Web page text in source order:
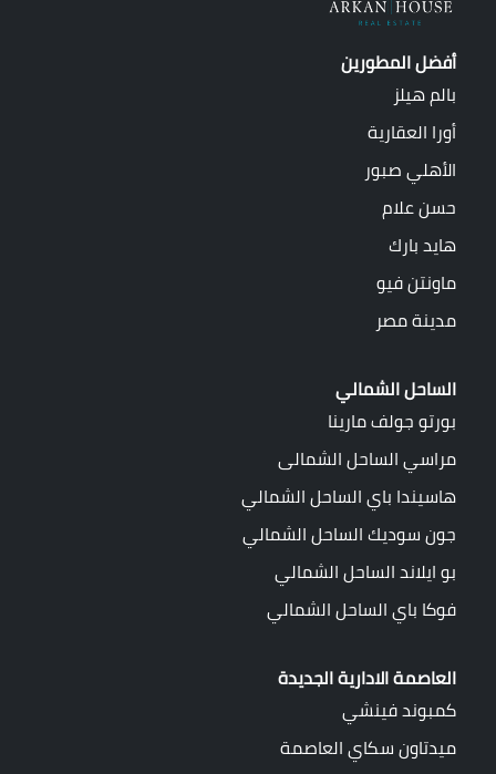
أفضل المطورين
بالم هيلز
أورا العقارية
الأهلي صبور
حسن علام
هايد بارك
ماونتن فيو
مدينة مصر
الساحل الشمالي
بورتو جولف مارينا
مراسي الساحل الشمالى
هاسيندا باي الساحل الشمالي
جون سوديك الساحل الشمالي
بو ايلاند الساحل الشمالي
فوكا باي الساحل الشمالي
العاصمة الادارية الجديدة
كمبوند فينشي
ميدتاون سكاي العاصمة